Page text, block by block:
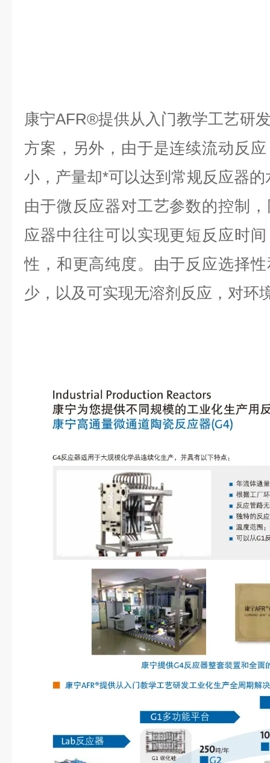
康宁AFR®提供从入门教学工艺研
方案，另外，由于是连续流动反
小，产量却*可以达到常规反应器的
由于微反应器对工艺参数的控制
应器中往往可以实现更短反应时
性，和更高纯度。由于反应选择
少，以及可实现无溶剂反应，对环